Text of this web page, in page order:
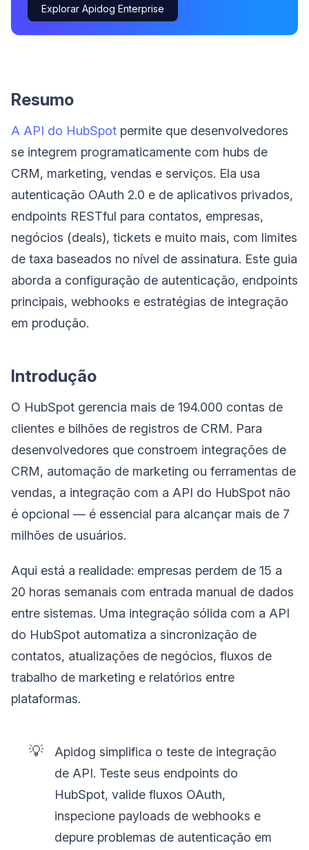
Explorar Apidog Enterprise
Resumo
A API do HubSpot permite que desenvolvedores
se integrem programaticamente com hubs de
CRM, marketing, vendas e serviços. Ela usa
autenticação OAuth 2.0 e de aplicativos privados,
endpoints RESTful para contatos, empresas,
negócios (deals), tickets e muito mais, com limites
de taxa baseados no nível de assinatura. Este guia
aborda a configuração de autenticação, endpoints
principais, webhooks e estratégias de integração
em produção.
Introdução
O HubSpot gerencia mais de 194.000 contas de
clientes e bilhões de registros de CRM. Para
desenvolvedores que constroem integrações de
CRM, automação de marketing ou ferramentas de
vendas, a integração com a API do HubSpot não
é opcional — é essencial para alcançar mais de 7
milhões de usuários.
Aqui está a realidade: empresas perdem de 15 a
20 horas semanais com entrada manual de dados
entre sistemas. Uma integração sólida com a API
do HubSpot automatiza a sincronização de
contatos, atualizações de negócios, fluxos de
trabalho de marketing e relatórios entre
plataformas.
💡
Apidog simplifica o teste de integração
de API. Teste seus endpoints do
HubSpot, valide fluxos OAuth,
inspecione payloads de webhooks e
depure problemas de autenticação em